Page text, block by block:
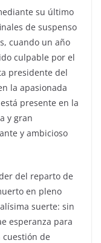
su último
de suspenso
cuando un año
culpable por el
presidente del
la apasionada
presente en la
y gran
y ambicioso
del reparto de
en pleno
suerte: sin
esperanza para
de